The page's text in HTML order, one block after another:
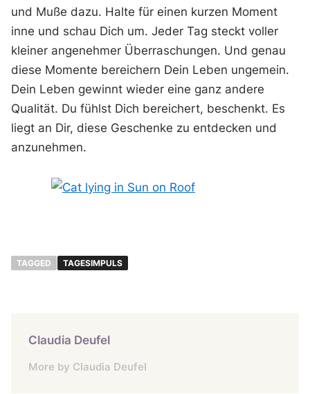
und Muße dazu. Halte für einen kurzen Moment
inne und schau Dich um. Jeder Tag steckt voller
kleiner angenehmer Überraschungen. Und genau
diese Momente bereichern Dein Leben ungemein.
Dein Leben gewinnt wieder eine ganz andere
Qualität. Du fühlst Dich bereichert, beschenkt. Es
liegt an Dir, diese Geschenke zu entdecken und
anzunehmen.
TAGGED TAGESIMPULS
Claudia Deufel
More by Claudia Deufel